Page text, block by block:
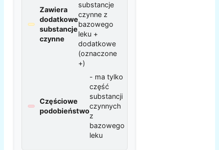
Zawiera
dodatkowe
substancje
czynne
substancje
czynne z
bazowego
leku +
dodatkowe
(oznaczone
+)
Częściowe
podobieństwo
- ma tylko
część
substancji
czynnych
z
bazowego
leku